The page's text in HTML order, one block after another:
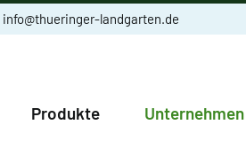
info@thueringer-landgarten.de
Produkte Unternehmen